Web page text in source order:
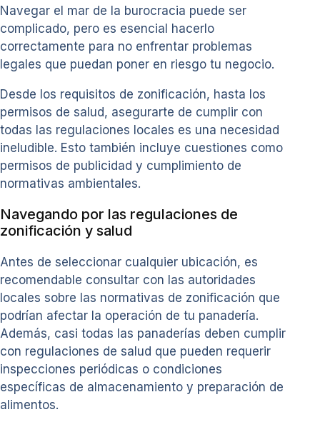
Navegar el mar de la burocracia puede ser
complicado, pero es esencial hacerlo
correctamente para no enfrentar problemas
legales que puedan poner en riesgo tu negocio.
Desde los requisitos de zonificación, hasta los
permisos de salud, asegurarte de cumplir con
todas las regulaciones locales es una necesidad
ineludible. Esto también incluye cuestiones como
permisos de publicidad y cumplimiento de
normativas ambientales.
Navegando por las regulaciones de
zonificación y salud
Antes de seleccionar cualquier ubicación, es
recomendable consultar con las autoridades
locales sobre las normativas de zonificación que
podrían afectar la operación de tu panadería.
Además, casi todas las panaderías deben cumplir
con regulaciones de salud que pueden requerir
inspecciones periódicas o condiciones
específicas de almacenamiento y preparación de
alimentos.